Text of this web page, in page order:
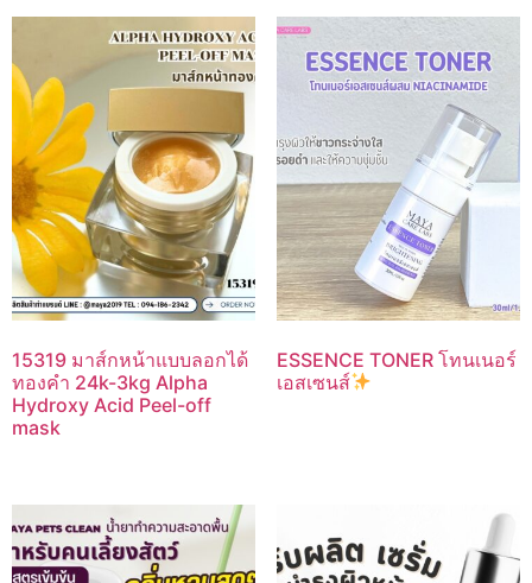
15319 มาส์กหน้าแบบลอกได้
ทองคำ 24k-3kg Alpha
Hydroxy Acid Peel-off
mask
ESSENCE TONER โทนเนอร์
เอสเซนส์